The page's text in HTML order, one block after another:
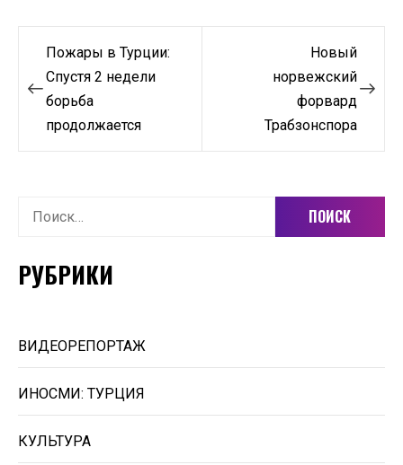
Навигация
по
записям
Пожары в Турции:
Спустя 2 недели
борьба
продолжается
Новый
норвежский
форвард
Трабзонспора
Найти:
РУБРИКИ
ВИДЕОРЕПОРТАЖ
ИНОСМИ: ТУРЦИЯ
КУЛЬТУРА